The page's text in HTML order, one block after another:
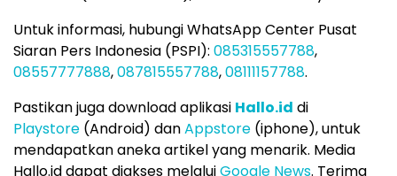
Untuk informasi, hubungi WhatsApp Center Pusat
Siaran Pers Indonesia (PSPI): 085315557788,
08557777888,087815557788,08111157788.
Pastikan juga download aplikasi Hallo.id di
Playstore (Android) danAppstore (iphone), untuk
mendapatkan aneka artikel yang menarik. Media
Hallo.id dapat diakses melaluiGoogle News. Terima